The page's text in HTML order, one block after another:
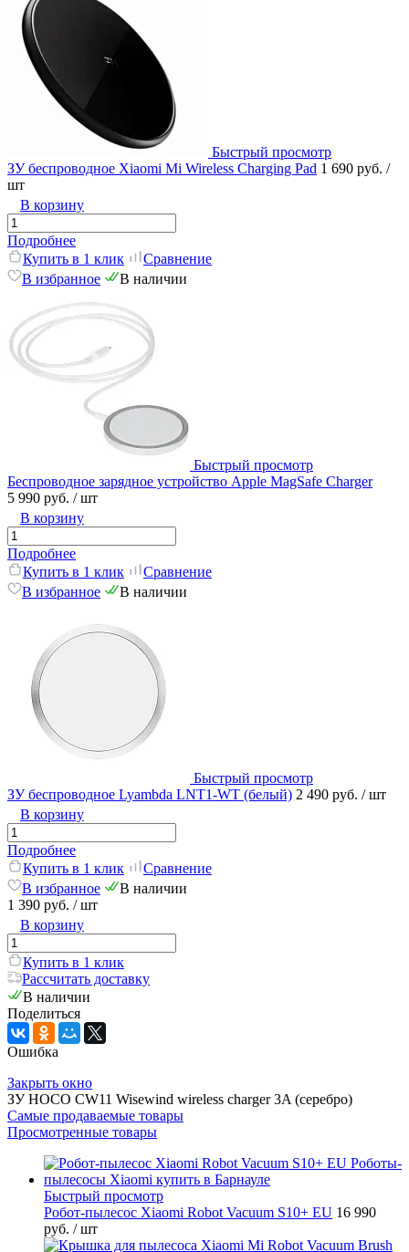
Быстрый просмотр
ЗУ беспроводное Xiaomi Mi Wireless Charging Pad 1 690 руб. /
шт
В корзину
Подробнее
Купить в 1 клик
Сравнение
В избранное
В наличии
Быстрый просмотр
Беспроводное зарядное устройство Apple MagSafe Charger
5 990 руб. / шт
В корзину
Подробнее
Купить в 1 клик
Сравнение
В избранное
В наличии
Быстрый просмотр
ЗУ беспроводное Lyambda LNT1-WT (белый) 2 490 руб. / шт
В корзину
Подробнее
Купить в 1 клик
Сравнение
В избранное
В наличии
1 390 руб. / шт
В корзину
Купить в 1 клик
Рассчитать доставку
В наличии
Поделиться
Ошибка
Закрыть окно
ЗУ HOCO CW11 Wisewind wireless charger 3A (серебро)
Самые продаваемые товары
Просмотренные товары
Быстрый просмотр
Робот-пылесос Xiaomi Robot Vacuum S10+ EU 16 990
руб. / шт